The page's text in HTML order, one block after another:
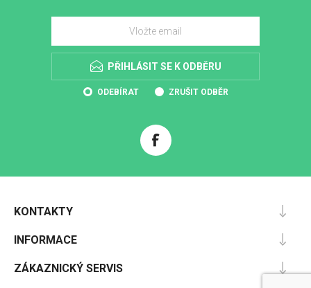
PŘIHLÁSIT SE K ODBĚRU
ODEBÍRAT ZRUŠIT ODBĚR
KONTAKTY
INFORMACE
ZÁKAZNICKÝ SERVIS